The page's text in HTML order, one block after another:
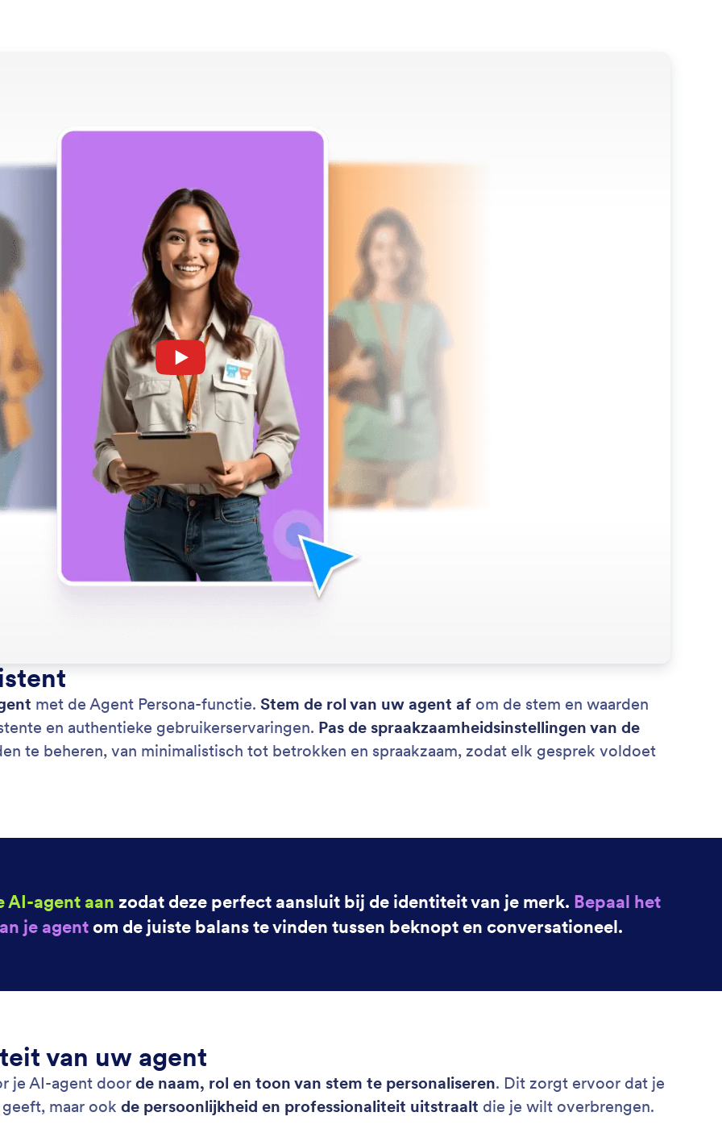
met de Agent Persona-functie. Stem de rol van uw agent af om de stem en waarden
en authentieke gebruikerservaringen. Pas de spraakzaamheidsinstellingen van de
te beheren, van minimalistisch tot betrokken en spraakzaam, zodat elk gesprek voldoet
AI-agent aan zodat deze perfect aansluit bij de identiteit van je merk. Bepaal het
je agentom de juiste balans te vinden tussen beknopt en conversationeel.
van uw agent
je AI-agent doorde naam, rol en toon van stem te personaliseren. Dit zorgt ervoor dat je
maar ook de persoonlijkheid en professionaliteit uitstraalt die je wilt overbrengen.